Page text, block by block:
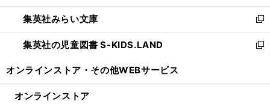
開
く
ウ
で
開
く
ン
ド
ウ
で
ウ
ィ
ン
ド
開
集英社みらい文庫
新
し
い
ン
集英社の児童図書 S-KIDS.LAND
新
ウ
オンラインストア・ その他WEBサービス
オンラインストア